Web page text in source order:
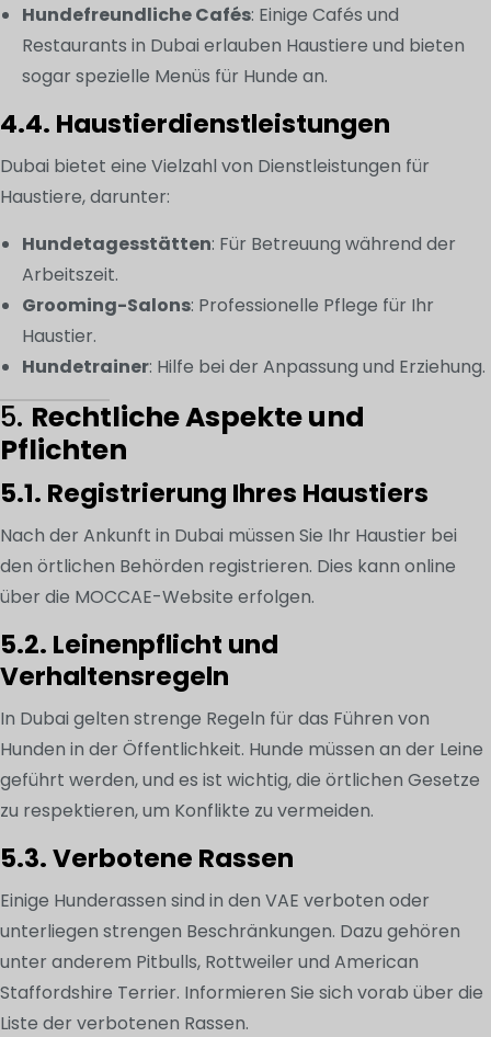
Hundefreundliche Cafés: Einige Cafés und
Restaurants in Dubai erlauben Haustiere und bieten
sogar spezielle Menüs für Hunde an.
4.4. Haustierdienstleistungen
Dubai bietet eine Vielzahl von Dienstleistungen für
Haustiere, darunter:
Hundetagesstätten: Für Betreuung während der
Arbeitszeit.
Grooming-Salons: Professionelle Pflege für Ihr
Haustier.
Hundetrainer: Hilfe bei der Anpassung und Erziehung.
5. Rechtliche Aspekte und
Pflichten
5.1. Registrierung Ihres Haustiers
Nach der Ankunft in Dubai müssen Sie Ihr Haustier bei
den örtlichen Behörden registrieren. Dies kann online
über die MOCCAE-Website erfolgen.
5.2. Leinenpflicht und
Verhaltensregeln
In Dubai gelten strenge Regeln für das Führen von
Hunden in der Öffentlichkeit. Hunde müssen an der Leine
geführt werden, und es ist wichtig, die örtlichen Gesetze
zu respektieren, um Konflikte zu vermeiden.
5.3. Verbotene Rassen
Einige Hunderassen sind in den VAE verboten oder
unterliegen strengen Beschränkungen. Dazu gehören
unter anderem Pitbulls, Rottweiler und American
Staffordshire Terrier. Informieren Sie sich vorab über die
Liste der verbotenen Rassen.